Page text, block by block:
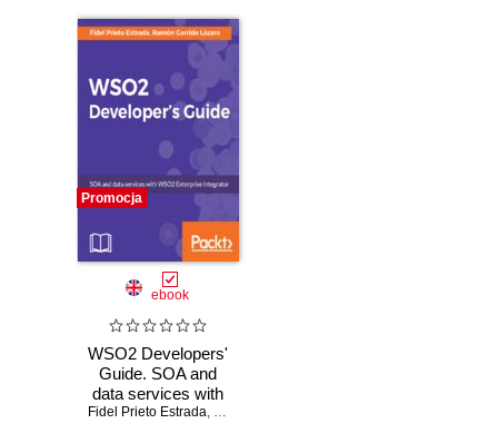
Promocja
ebook
WSO2 Developers'
Guide. SOA and
data services with
WSO2 Enterprise
Fidel Prieto Estrada, Ramón Garrido